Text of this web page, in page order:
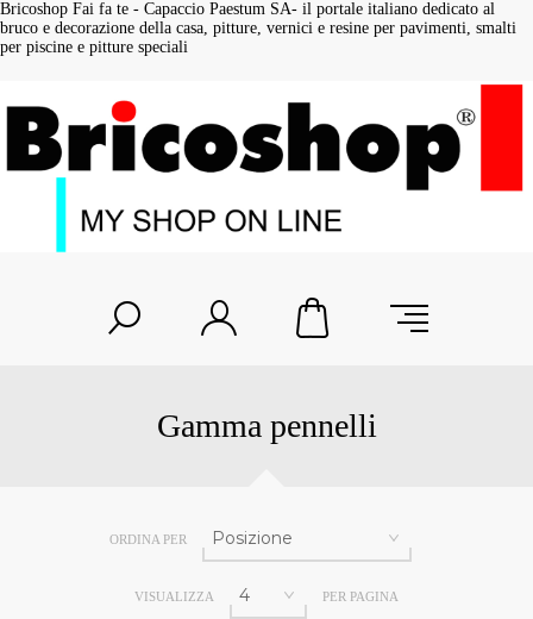
Bricoshop Fai fa te - Capaccio Paestum SA- il portale italiano dedicato al
bruco e decorazione della casa, pitture, vernici e resine per pavimenti, smalti
per piscine e pitture speciali
Gamma pennelli
ORDINA PER
VISUALIZZA PER PAGINA